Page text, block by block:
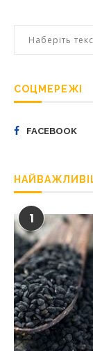
СОЦМЕРЕЖІ
FACEBOOK
1